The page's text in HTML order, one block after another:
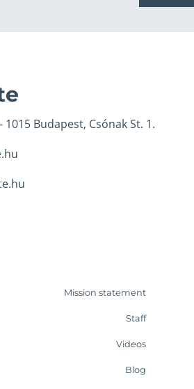
Budapest, Csónak St. 1.
Mission statement
Staff
Videos
Blog